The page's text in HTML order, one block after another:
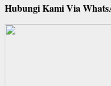
Hubungi Kami Via